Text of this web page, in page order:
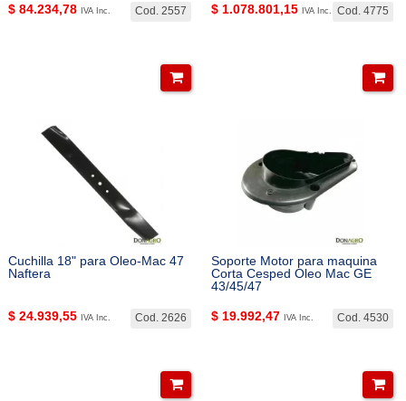
Cod. 2557
$ 84.234,78 IVA Inc. Cod. 4775
$ 1.078.801,15 IVA Inc.
Cuchilla 18" para Oleo-Mac 47
Naftera
Cod. 2626
$ 24.939,55 IVA Inc.
Soporte Motor para maquina
Corta Cesped Oleo Mac GE
43/45/47
Cod. 4530
$ 19.992,47 IVA Inc.